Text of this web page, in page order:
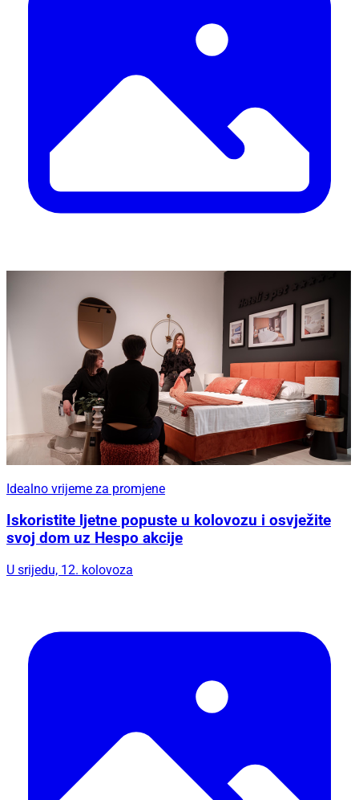
Idealno vrijeme za promjene
Iskoristite ljetne popuste u kolovozu i osvježite
svoj dom uz Hespo akcije
U srijedu, 12. kolovoza